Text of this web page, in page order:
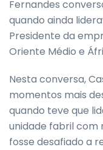
Fernandes
quando ainda
Presidente da
Oriente Médio e
Nesta conversa,
momentos mais
quando teve que
unidade fabril com
fosse desafiado a